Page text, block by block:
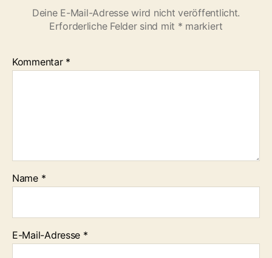
Deine E-Mail-Adresse wird nicht veröffentlicht.
Erforderliche Felder sind mit * markiert
Kommentar *
Name *
E-Mail-Adresse *